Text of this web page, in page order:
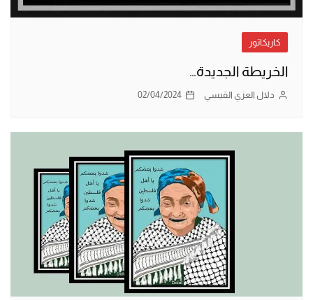
كاريكاتور
الخريطة الجديدة…
دلال العزي القيسي 02/04/2024